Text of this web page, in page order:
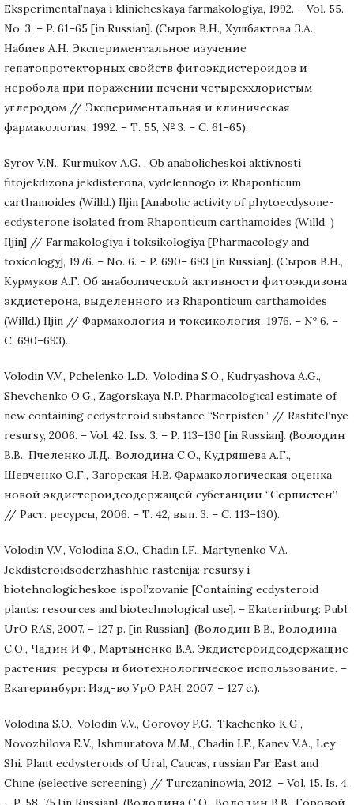
Eksperimental’naya i klinicheskaya farmakologiya, 1992. – Vol. 55.
No. 3. – P. 61–65 [in Russian]. (Сыров В.Н., Хушбактова З.А.,
Набиев А.Н. Экспериментальное изучение
гепатопротекторных свойств фитоэкдистероидов и
неробола при поражении печени четыреххлористым
углеродом // Экспериментальная и клиническая
фармакология, 1992. – Т. 55, № 3. – С. 61–65).
Syrov V.N., Kurmukov A.G. . Ob anabolicheskoi aktivnosti
fitojekdizona jekdisterona, vydelennogo iz Rhaponticum
carthamoides (Willd.) Iljin [Anabolic activity of phytoecdysone-
ecdysterone isolated from Rhaponticum carthamoides (Willd. )
Iljin] // Farmakologiya i toksikologiya [Pharmacology and
toxicology], 1976. – No. 6. – P. 690– 693 [in Russian]. (Сыров В.Н.,
Курмуков А.Г. Об анаболической активности фитоэкдизона
экдистерона, выделенного из Rhaponticum carthamoides
(Willd.) Iljin // Фармакология и токсикология, 1976. – № 6. –
С. 690–693).
Volodin V.V., Pchelenko L.D., Volodina S.O., Kudryashova A.G.,
Shevchenko O.G., Zagorskaya N.P. Pharmacological estimate of
new containing ecdysteroid substance “Serpisten” // Rastitel’nye
resursy, 2006. – Vol. 42. Iss. 3. – P. 113–130 [in Russian]. (Володин
В.В., Пчеленко Л.Д., Володина С.О., Кудряшева А.Г.,
Шевченко О.Г., Загорская Н.В. Фармакологическая оценка
новой экдистероидсодержащей субстанции “Серпистен”
// Раст. ресурсы, 2006. – Т. 42, вып. 3. – С. 113–130).
Volodin V.V., Volodina S.O., Chadin I.F., Martynenko V.A.
Jekdisteroidsoderzhashhie rastenija: resursy i
biotehnologicheskoe ispol’zovanie [Containing ecdysteroid
plants: resources and biotechnological use]. – Ekaterinburg: Publ.
UrO RAS, 2007. – 127 р. [in Russian]. (Володин В.В., Володина
С.О., Чадин И.Ф., Мартыненко В.А. Экдистероидсодержащие
растения: ресурсы и биотехнологическое использование. –
Екатеринбург: Изд-во УрО РАН, 2007. – 127 с.).
Volodina S.О., Volodin V.V., Gorovoy P.G., Tkachenko K.G.,
Novozhilova Е.V., Ishmuratova М.М., Chadin I.F., Каnev V.А., Ley
Shi. Plant ecdysteroids of Ural, Caucas, russian Far East and
Chine (selective screening) // Turczaninowia, 2012. – Vol. 15. Is. 4.